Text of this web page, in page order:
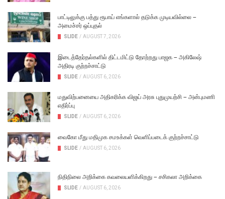
பாட்டிலுக்கு பத்து ரூபாய் எங்களால் தடுக்க முடியவில்லை –
அமைச்சர் ஒப்புதல்
SLIDE / AUGUST 7, 2026
இடைத்தேர்தல்களில் திட்டமிட்டு தோற்றது பாஜக – அகிலேஷ்
அதிரடி குற்றச்சாட்டு
SLIDE / AUGUST 6, 2026
மதுவிற்பனையை அதிகரிக்க விஜய் அரசு புதுமுயற்சி – அன்புமணி
எதிர்ப்பு
SLIDE / AUGUST 6, 2026
வைகோ மீது மதிமுக சமஉக்கள் வெளிப்படைக் குற்றச்சாட்டு
SLIDE / AUGUST 6, 2026
நிதிநிலை அறிக்கை கவலையளிக்கிறது – சசிகலா அறிக்கை
SLIDE / AUGUST 6, 2026